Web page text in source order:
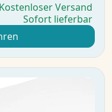
Kostenloser Versand
Sofort lieferbar